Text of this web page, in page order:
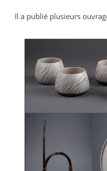
Il a publié plusieurs